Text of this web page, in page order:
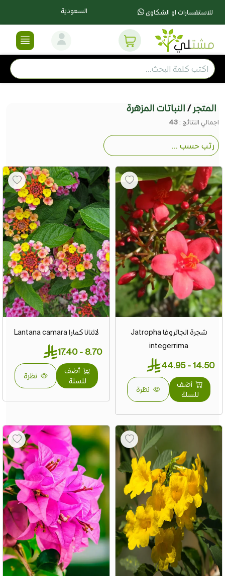
للاستفسارات او الشكاوى السعودية
المتجر / النباتات المزهرة
اجمالي النتائج :
شجرة الجاتروفا Jatropha
integerrima
14.50 - 44.95
أضف
للسلة
نظرة
لانتانا كمارا Lantana camara
8.70 - 17.40
أضف
للسلة
نظرة